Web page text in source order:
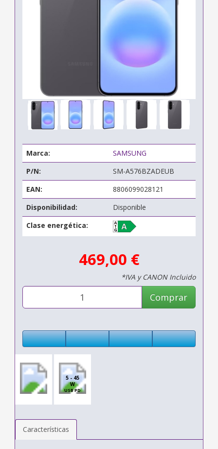
Marca:
SAMSUNG
P/N:
SM-A576BZADEUB
EAN:
8806099028121
Disponibilidad:
Disponible
Clase energética:
469,00 €
*IVA y CANON Incluido
Comprar
5 - 45
W
USB PD
Características